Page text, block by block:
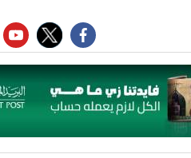
facebook
twitter